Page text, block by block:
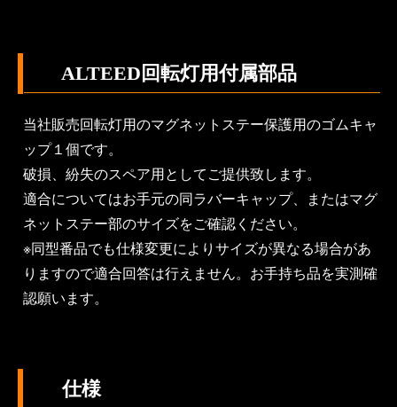
ALTEED回転灯用付属部品
当社販売回転灯用のマグネットステー保護用のゴムキャ
ップ１個です。
破損、紛失のスペア用としてご提供致します。
適合についてはお手元の同ラバーキャップ、またはマグ
ネットステー部のサイズをご確認ください。
※同型番品でも仕様変更によりサイズが異なる場合があ
りますので適合回答は行えません。お手持ち品を実測確
認願います。
仕様